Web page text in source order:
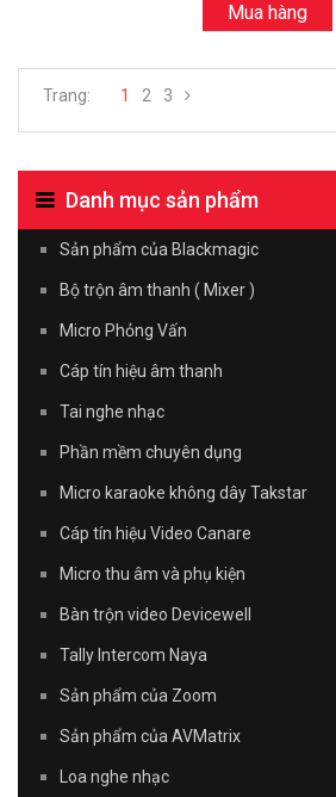
Mua hàng
Trang: 1 2 3
Danh mục sản phẩm
Sản phẩm của Blackmagic
Bộ trộn âm thanh ( Mixer )
Micro Phỏng Vấn
Cáp tín hiệu âm thanh
Tai nghe nhạc
Phần mềm chuyên dụng
Micro karaoke không dây Takstar
Cáp tín hiệu Video Canare
Micro thu âm và phụ kiện
Bàn trộn video Devicewell
Tally Intercom Naya
Sản phẩm của Zoom
Sản phẩm của AVMatrix
Loa nghe nhạc